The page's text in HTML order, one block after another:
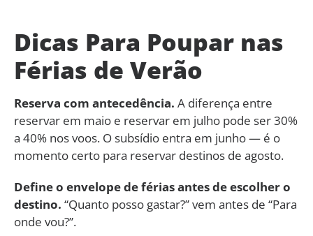
Dicas Para Poupar nas
Férias de Verão
Reserva com antecedência. A diferença entre
reservar em maio e reservar em julho pode ser 30%
a 40% nos voos. O subsídio entra em junho — é o
momento certo para reservar destinos de agosto.
Define o envelope de férias antes de escolher o
destino. “Quanto posso gastar?” vem antes de “Para
onde vou?”.